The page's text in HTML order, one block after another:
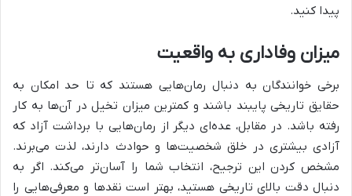
پیدا کنید.
میزان وفاداری به واقعیت
برخی خوانندگان به دنبال رمان‌هایی هستند که تا حد امکان به
حقایق تاریخی پایبند باشند و کمترین میزان تخیل در آن‌ها به کار
رفته باشد. در مقابل، عده‌ای دیگر از رمان‌هایی با برداشت آزاد که
آزادی بیشتری در خلق شخصیت‌ها و حوادث دارند، لذت می‌برند.
مشخص کردن این ترجیح، انتخاب شما را آسان‌تر می‌کند. اگر به
دنبال دقت بالای تاریخی هستید، بهتر است نقدها و معرفی‌هایی را